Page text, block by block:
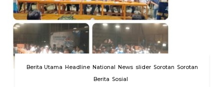
Berita Utama Headline National News slider Sorotan Sorotan
Berita Sosial